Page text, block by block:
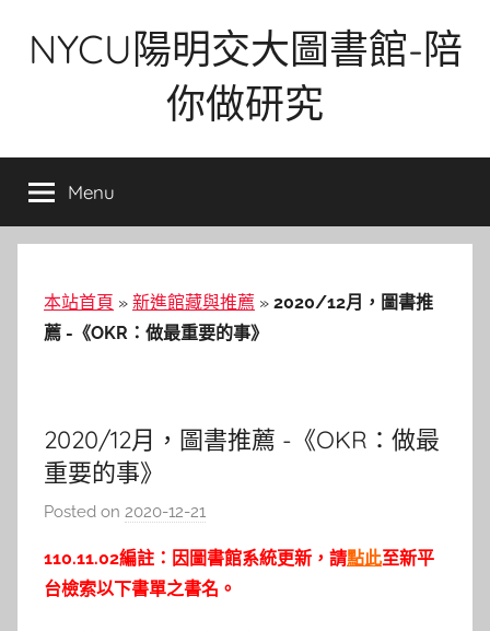
NYCU陽明交大圖書館-陪
你做研究
Menu
本站首頁 » 新進館藏與推薦 » 2020/12月，圖書推
薦 -《OKR：做最重要的事》
2020/12月，圖書推薦 -《OKR：做最
重要的事》
Posted on 2020-12-21
c
a
110.11.02編註：因圖書館系統更新，請點此至新平
台檢索以下書單之書名。